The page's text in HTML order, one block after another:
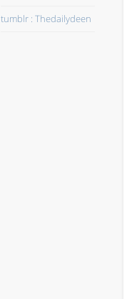
tumblr : Thedailydeen